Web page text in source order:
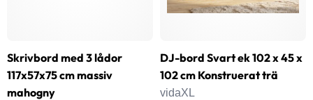
Skrivbord med 3 lådor
117x57x75 cm massiv
mahogny
DJ-bord Svart ek 102 x 45 x
102 cm Konstruerat trä
vidaXL